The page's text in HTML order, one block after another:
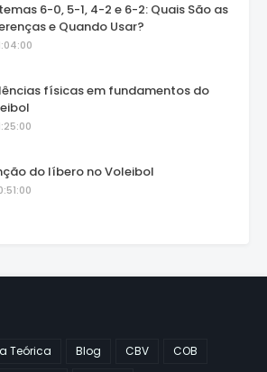
6-0, 5-1, 4-2 e 6-2: Quais São as
e Quando Usar?
físicas em fundamentos do
do líbero no Voleibol
Teórica Blog CBV
COB